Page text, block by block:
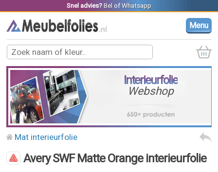
Snel advies? Belof Whatsapp
Menu
Interieurfolie
Webshop
Mat interieurfolie
Avery SWF Matte Orange interieurfolie